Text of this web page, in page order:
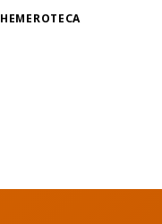
HEMEROTECA